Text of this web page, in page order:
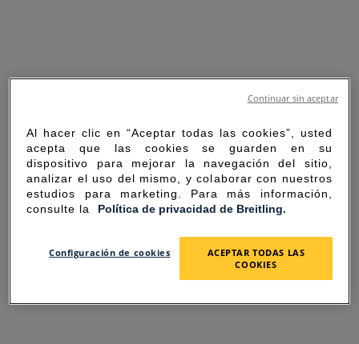
SORRY FOR THE
INCONVENIENCE
Al hacer clic en “Aceptar todas las cookies”, usted
acepta que las cookies se guarden en su
dispositivo para mejorar la navegación del sitio,
analizar el uso del mismo, y colaborar con nuestros
estudios para marketing. Para más información,
consulte la Política de privacidad de Breitling.
Configuración de cookies
ACEPTAR TODAS LAS
COOKIES
Continuar sin aceptar